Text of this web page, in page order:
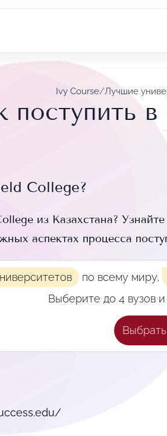
Ivy Course/Лучшие
поступить
College?
из Казахстана?
аспектах процесса
по всему миру,
Выберите до 4 вузов и